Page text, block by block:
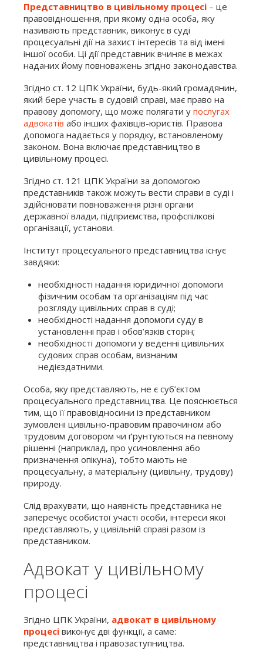
Представництво в цивільному процесі – це
правовідношення, при якому одна особа, яку
називають представник, виконує в суді
процесуальні дії на захист інтересів та від імені
іншої особи. Ці дії представник вчиняє в межах
наданих йому повноважень згідно законодавства.
Згідно ст. 12 ЦПК України, будь-який громадянин,
який бере участь в судовій справі, має право на
правову допомогу, що може полягати у послугах
адвокатів або інших фахівців-юристів. Правова
допомога надається у порядку, встановленому
законом. Вона включає представництво в
цивільному процесі.
Згідно ст. 121 ЦПК України за допомогою
представників також можуть вести справи в суді і
здійснювати повноваження різні органи
державної влади, підприємства, профспілкові
організації, установи.
Інститут процесуального представництва існує
завдяки:
необхідності надання юридичної допомоги
фізичним особам та організаціям під час
розгляду цивільних справ в суді;
необхідності надання допомоги суду в
установленні прав і обов’язків сторін;
необхідності допомоги у веденні цивільних
судових справ особам, визнаним
недієздатними.
Особа, яку представляють, не є суб’єктом
процесуального представництва. Це пояснюється
тим, що її правовідносини із представником
зумовлені цивільно-правовим правочином або
трудовим договором чи ґрунтуються на певному
рішенні (наприклад, про усиновлення або
призначення опікуна), тобто мають не
процесуальну, а матеріальну (цивільну, трудову)
природу.
Слід врахувати, що наявність представника не
заперечує особистої участі особи, інтереси якої
представляють, у цивільній справі разом із
представником.
Адвокат у цивільному
процесі
Згідно ЦПК України, адвокат в цивільному
процесі виконує дві функції, а саме:
представництва і правозаступництва.